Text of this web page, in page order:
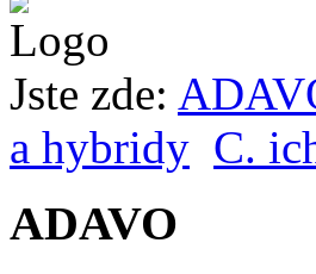
Jste zde:
a hybridy C.
ADAVO